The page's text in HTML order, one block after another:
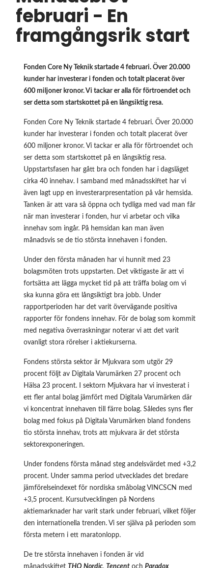
februari - En
framgångsrik start
Fonden Core Ny Teknik startade 4 februari. Över 20.000
kunder har investerar i fonden och totalt placerat över
600 miljoner kronor. Vi tackar er alla för förtroendet och
ser detta som startskottet på en långsiktig resa.
Fonden Core Ny Teknik startade 4 februari. Över 20.000
kunder har investerar i fonden och totalt placerat över
600 miljoner kronor. Vi tackar er alla för förtroendet och
ser detta som startskottet på en långsiktig resa.
Uppstartsfasen har gått bra och fonden har i dagsläget
cirka 40 innehav. I samband med månadsskiftet har vi
även lagt upp en investerarpresentation på vår hemsida.
Tanken är att vara så öppna och tydliga med vad man får
när man investerar i fonden, hur vi arbetar och vilka
innehav som ingår. På hemsidan kan man även
månadsvis se de tio största innehaven i fonden.
Under den första månaden har vi hunnit med 23
bolagsmöten trots uppstarten. Det viktigaste är att vi
fortsätta att lägga mycket tid på att träffa bolag om vi
ska kunna göra ett långsiktigt bra jobb. Under
rapportperioden har det varit övervägande positiva
rapporter för fondens innehav. För de bolag som kommit
med negativa överraskningar noterar vi att det varit
ovanligt stora rörelser i aktiekurserna.
Fondens största sektor är Mjukvara som utgör 29
procent följt av Digitala Varumärken 27 procent och
Hälsa 23 procent. I sektorn Mjukvara har vi investerat i
ett fler antal bolag jämfört med Digitala Varumärken där
vi koncentrat innehaven till färre bolag. Således syns fler
bolag med fokus på Digitala Varumärken bland fondens
tio största innehav, trots att mjukvara är det största
sektorexponeringen.
Under fondens första månad steg andelsvärdet med +3,2
procent. Under samma period utvecklades det bredare
jämförelseindexet för nordiska småbolag VINCSCN med
+3,5 procent. Kursutvecklingen på Nordens
aktiemarknader har varit stark under februari, vilket följer
den internationella trenden. Vi ser själva på perioden som
första metern i ett maratonlopp.
De tre största innehaven i fonden är vid
månadsskiftet THQ Nordic, Tencent och Paradox